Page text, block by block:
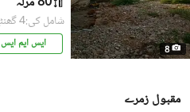
8
شامل کی:4 گھنٹے پہل
ایس ایم ایس
مقبول زمرے